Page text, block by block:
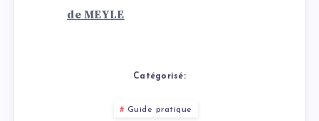
de MEYLE
Catégorisé:
Guide pratique